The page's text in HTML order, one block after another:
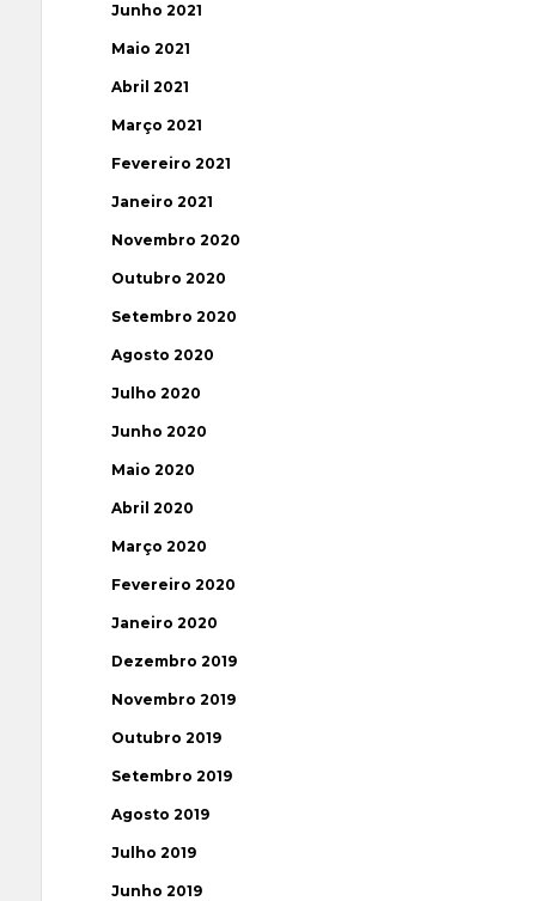
Junho 2021
Maio 2021
Abril 2021
Março 2021
Fevereiro 2021
Janeiro 2021
Novembro 2020
Outubro 2020
Setembro 2020
Agosto 2020
Julho 2020
Junho 2020
Maio 2020
Abril 2020
Março 2020
Fevereiro 2020
Janeiro 2020
Dezembro 2019
Novembro 2019
Outubro 2019
Setembro 2019
Agosto 2019
Julho 2019
Junho 2019